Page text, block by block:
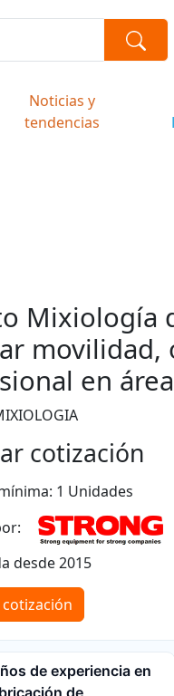
Noticias y
tendencias
Mixiología
movilidad,
en
cotización
1 Unidades
desde 2015
de experiencia en
de